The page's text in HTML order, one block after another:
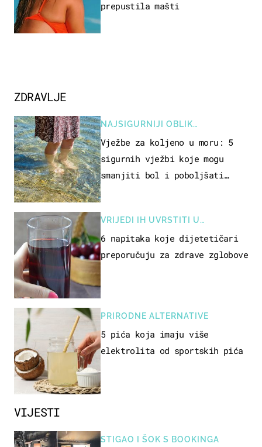
VIJESTI
STIGAO I ŠOK S BOOKINGA
prepustila mašti
ZDRAVLJE
NAJSIGURNIJI OBLIK
REKREACIJE
Vježbe za koljeno u moru: 5
sigurnih vježbi koje mogu
smanjiti bol i poboljšati
VRIJEDI IH UVRSTITI U
PREHRANU
6 napitaka koje dijetetičari
preporučuju za zdrave zglobove
PRIRODNE ALTERNATIVE
5 pića koja imaju više
elektrolita od sportskih pića